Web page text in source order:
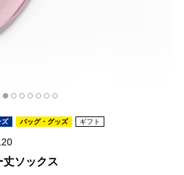
ズ バッグ・グッズ ギフト
ソックス